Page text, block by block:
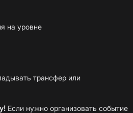
на уровне
трансфер или
Если нужно организовать событие